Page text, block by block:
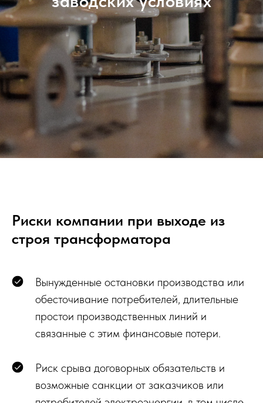
Риски компании при выходе из
строя трансформатора
Вынужденные остановки производства или
обесточивание потребителей, длительные
простои производственных линий и
связанные с этим финансовые потери.
Риск срыва договорных обязательств и
возможные санкции от заказчиков или